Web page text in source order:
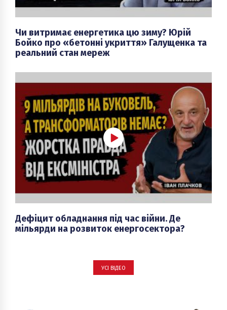
Чи витримає енергетика цю зиму? Юрій
Бойко про «бетонні укриття» Галущенка та
реальний стан мереж
Дефіцит обладнання під час війни. Де
мільярди на розвиток енергосектора?
УСІ ВІДЕО